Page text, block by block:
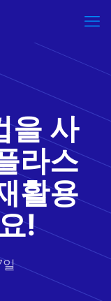
을 사
라스
활용
!